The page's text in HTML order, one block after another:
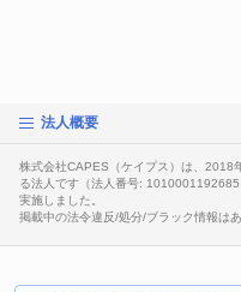
法人概要
株式会社CAPES（ケイプス）は、2018
る法人です（法人番号:
実施しました。
掲載中の法令違反/処分/ブラック情報はあ